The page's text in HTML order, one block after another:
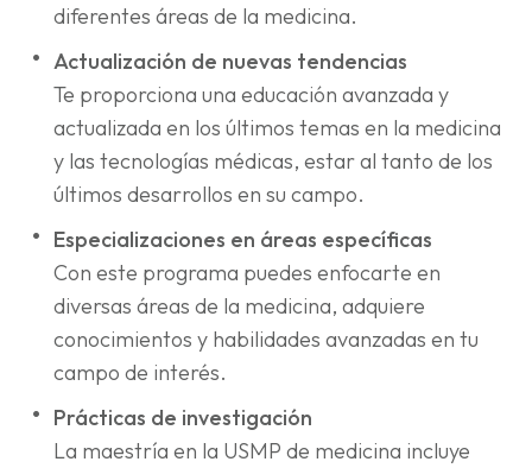
diferentes áreas de la medicina.
Actualización de nuevas tendencias
Te proporciona una educación avanzada y
actualizada en los últimos temas en la medicina
y las tecnologías médicas, estar al tanto de los
últimos desarrollos en su campo.
Especializaciones en áreas específicas
Con este programa puedes enfocarte en
diversas áreas de la medicina, adquiere
conocimientos y habilidades avanzadas en tu
campo de interés.
Prácticas de investigación
La maestría en la USMP de medicina incluye